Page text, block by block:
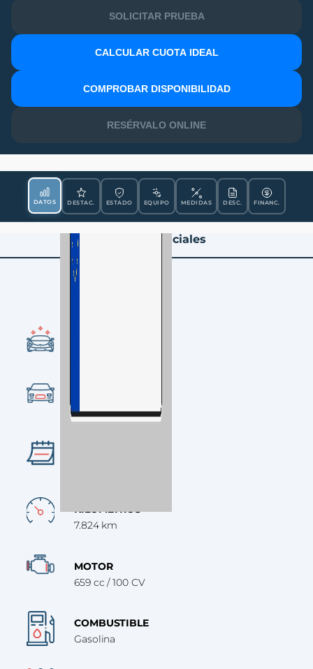
SOLICITAR PRUEBA
CALCULAR CUOTA IDEAL
COMPROBAR DISPONIBILIDAD
RESÉRVALO ONLINE
DATOS DESTAC. ESTADO EQUIPO MEDIDAS DESC. FINANC.
Datos Esenciales
Deportiva
KILÓMETROS
7.824 km
MOTOR
659 cc / 100 CV
COMBUSTIBLE
Gasolina